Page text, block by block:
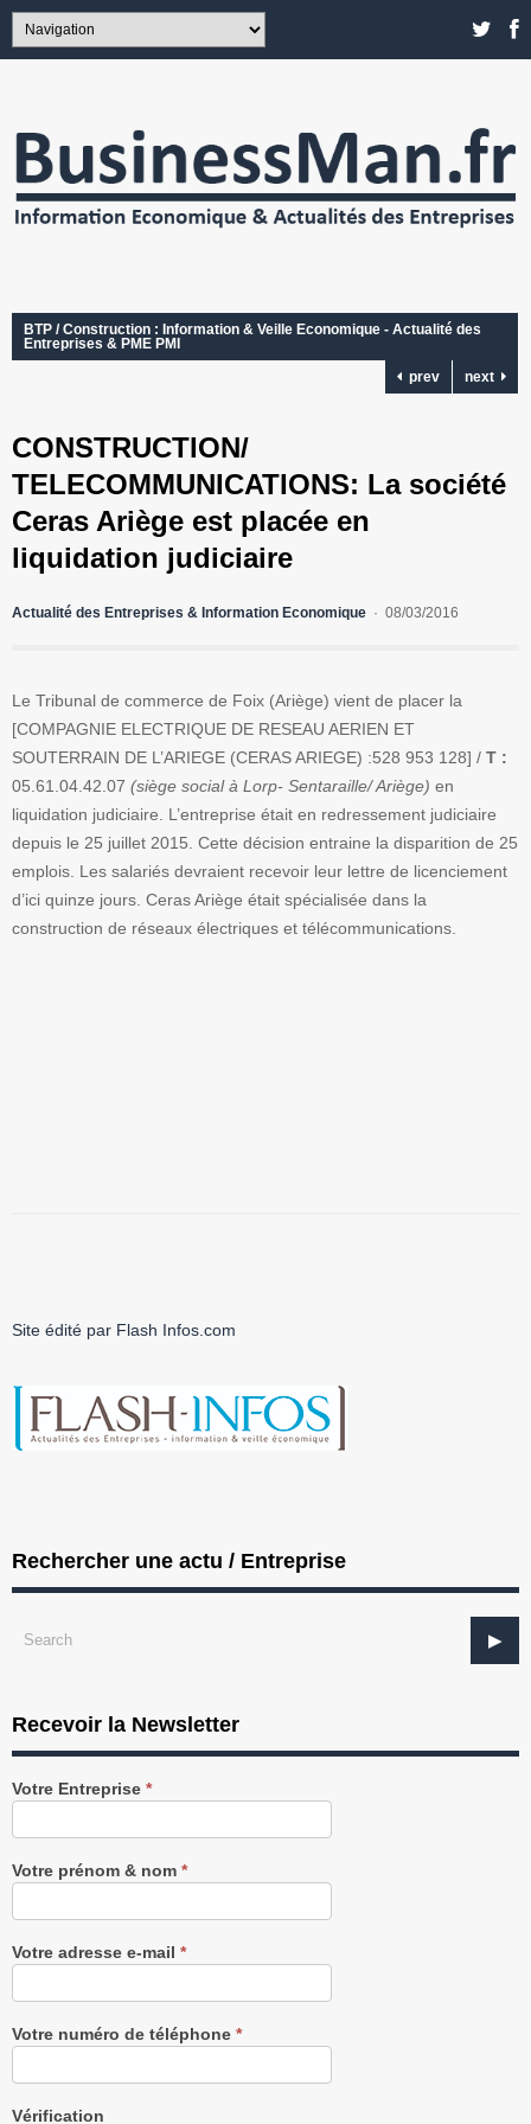
BTP / Construction : Information & Veille Economique - Actualité des
Entreprises & PME PMI
prev
next
CONSTRUCTION/
TELECOMMUNICATIONS: La société
Ceras Ariège est placée en
liquidation judiciaire
Actualité des Entreprises & Information Economique 08/03/2016
Le Tribunal de commerce de Foix (Ariège) vient de placer la
[COMPAGNIE ELECTRIQUE DE RESEAU AERIEN ET
SOUTERRAIN DE L’ARIEGE (CERAS ARIEGE) :528 953 128] / T :
05.61.04.42.07 (siège social à Lorp- Sentaraille/ Ariège) en
liquidation judiciaire. L’entreprise était en redressement judiciaire
depuis le 25 juillet 2015. Cette décision entraine la disparition de 25
emplois. Les salariés devraient recevoir leur lettre de licenciement
d’ici quinze jours. Ceras Ariège était spécialisée dans la
construction de réseaux électriques et télécommunications.
Site édité par Flash Infos.com
Rechercher une actu / Entreprise
Recevoir la Newsletter
Recevez
notre
gratuitement
Votre Entreprise *
Votre prénom & nom *
Votre adresse e-mail *
Votre numéro de téléphone *
Vérification